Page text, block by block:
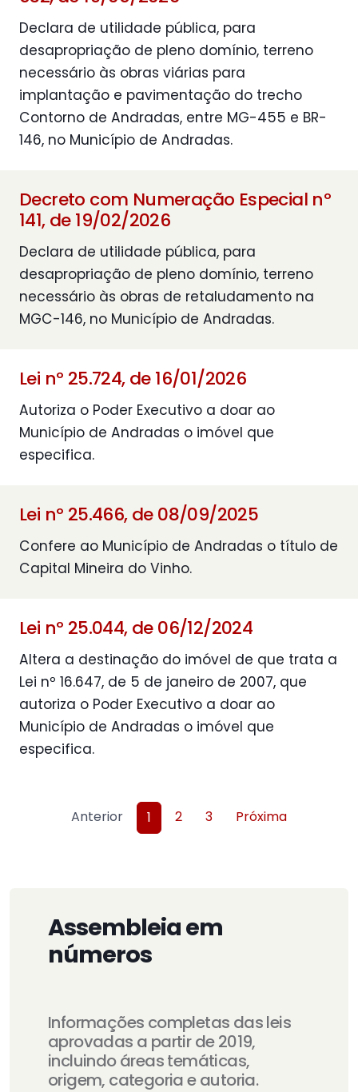
Declara de utilidade pública, para
desapropriação de pleno domínio, terreno
necessário às obras viárias para
implantação e pavimentação do trecho
Contorno de Andradas, entre MG-455 e BR-
146, no Município de Andradas.
Decreto com Numeração Especial nº
141, de 19/02/2026
Declara de utilidade pública, para
desapropriação de pleno domínio, terreno
necessário às obras de retaludamento na
MGC-146, no Município de Andradas.
Lei nº 25.724, de 16/01/2026
Autoriza o Poder Executivo a doar ao
Município de Andradas o imóvel que
especifica.
Lei nº 25.466, de 08/09/2025
Confere ao Município de Andradas o título de
Capital Mineira do Vinho.
Lei nº 25.044, de 06/12/2024
Altera a destinação do imóvel de que trata a
Lei nº 16.647, de 5 de janeiro de 2007, que
autoriza o Poder Executivo a doar ao
Município de Andradas o imóvel que
especifica.
Anterior 1 2 3 Próxima
Assembleia em
números
Informações completas das leis
aprovadas a partir de 2019,
incluindo áreas temáticas,
origem, categoria e autoria.